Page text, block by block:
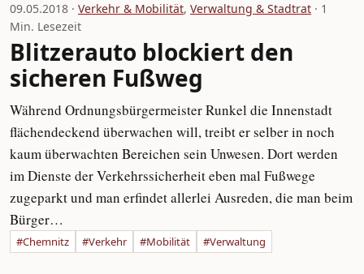
09.05.2018 · Verkehr & Mobilität, Verwaltung & Stadtrat · 1
Min. Lesezeit
Blitzerauto blockiert den
sicheren Fußweg
Während Ordnungsbürgermeister Runkel die Innenstadt
flächendeckend überwachen will, treibt er selber in noch
kaum überwachten Bereichen sein Unwesen. Dort werden
im Dienste der Verkehrssicherheit eben mal Fußwege
zugeparkt und man erfindet allerlei Ausreden, die man beim
Bürger…
#Chemnitz #Verkehr #Mobilität #Verwaltung